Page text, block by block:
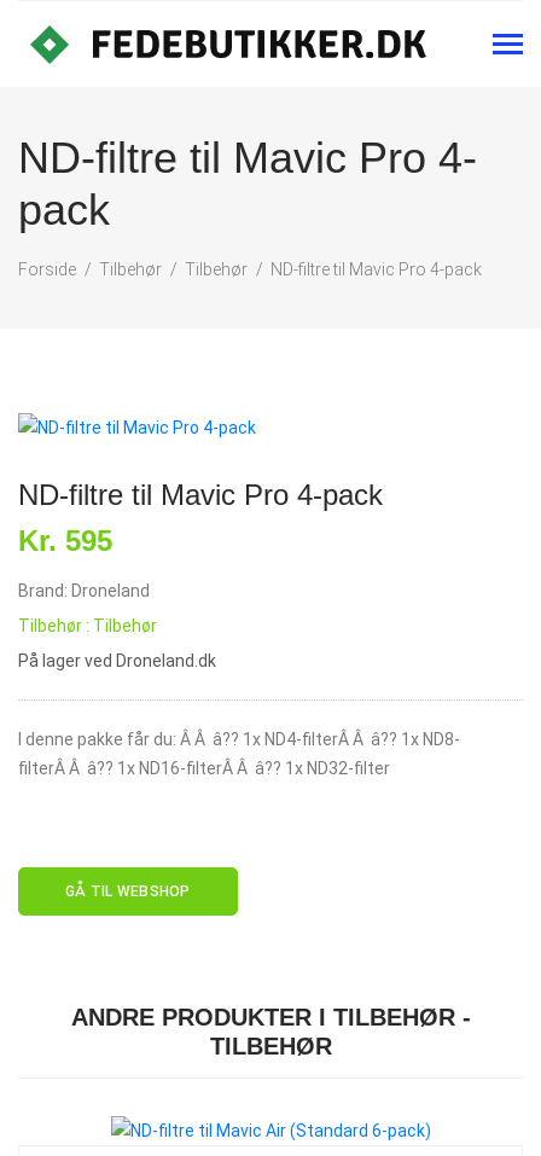
ND-filtre til Mavic Pro 4-
pack
Forside Tilbehør Tilbehør ND-filtre til Mavic Pro 4-pack
ND-filtre til Mavic Pro 4-pack
Kr. 595
Brand: Droneland
Tilbehør : Tilbehør
På lager ved Droneland.dk
I denne pakke får du: Â Â â?? 1x ND4-filterÂ Â â?? 1x ND8-
filterÂ Â â?? 1x ND16-filterÂ Â â?? 1x ND32-filter
GÅ TIL WEBSHOP
ANDRE PRODUKTER I TILBEHØR -
TILBEHØR